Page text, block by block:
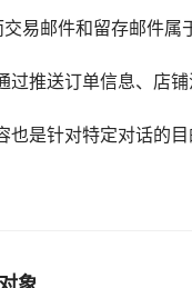
易邮件和留存邮件属
推送订单信息、店铺
是针对特定对话的目